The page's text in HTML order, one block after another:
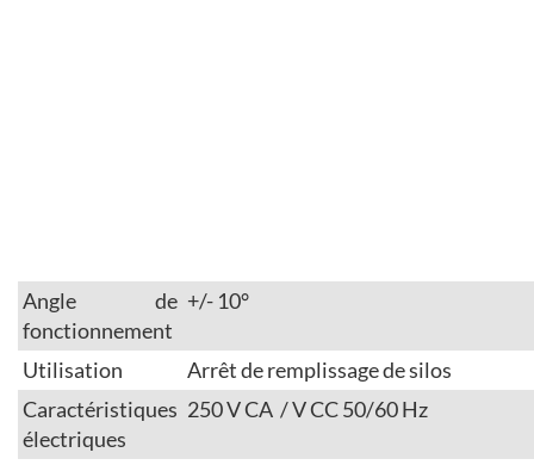
Angle de
fonctionnement
+/- 10°
Utilisation
Arrêt de remplissage de silos
Caractéristiques
électriques
250 V CA / V CC 50/60 Hz